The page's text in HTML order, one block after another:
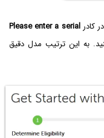
کادرPlease enter a serial
به این ترتیب مدل دقیق